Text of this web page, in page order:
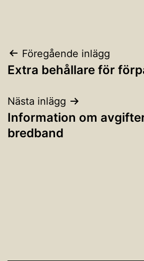
Föregående inlägg
Extra behållare för
Nästa inlägg
Information om
bredband